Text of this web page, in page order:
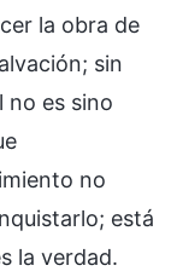
la obra de
sin
no es sino
no
está
la verdad.